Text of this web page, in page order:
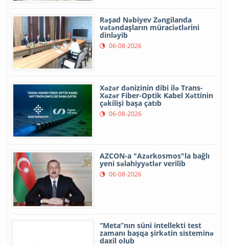
Rəşad Nəbiyev Zəngilanda
vətəndaşların müraciətlərini
dinləyib
06-08-2026
Xəzər dənizinin dibi ilə Trans-
Xəzər Fiber-Optik Kabel Xəttinin
çəkilişi başa çatıb
06-08-2026
AZCON-a "Azərkosmos"la bağlı
yeni səlahiyyətlər verilib
06-08-2026
“Meta”nın süni intellekti test
zamanı başqa şirkətin sisteminə
daxil olub